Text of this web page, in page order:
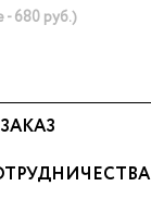
- 680 руб.)